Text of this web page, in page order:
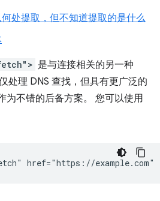
处提取，但不知道提取的是什么
是与连接相关的另一种
处理 DNS 查找，但具有更广泛的
为不错的后备方案。 您可以使用